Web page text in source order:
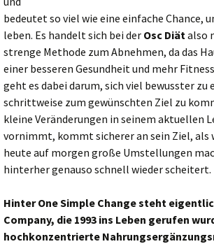
bedeutet so viel wie eine einfache Chance,
leben. Es handelt sich bei der Osc Diätalso
strenge Methode zum Abnehmen, da das
einer besseren Gesundheit und mehr
geht es dabei darum, sich viel bewusster zu
schrittweise zum gewünschten Ziel zu
kleine Veränderungen in seinem aktuellen
vornimmt, kommt sicherer an sein Ziel, als
heute auf morgen große Umstellungen
hinterher genauso schnell wieder scheitert.
Hinter One Simple Change steht
Company, die 1993 ins Leben gerufen
hochkonzentrierte